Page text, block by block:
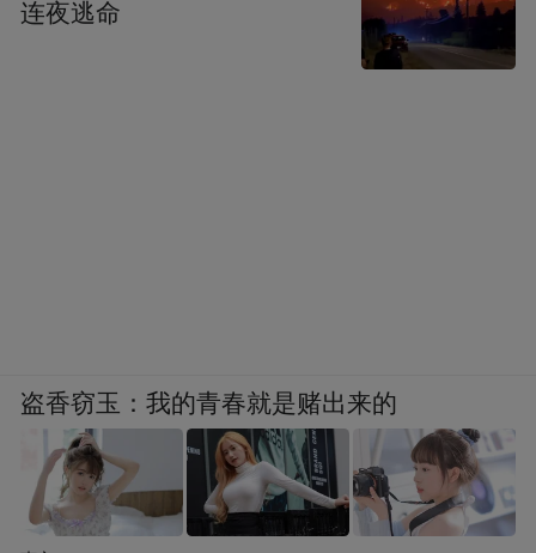
连夜逃命
盗香窃玉：我的青春就是赌出来的